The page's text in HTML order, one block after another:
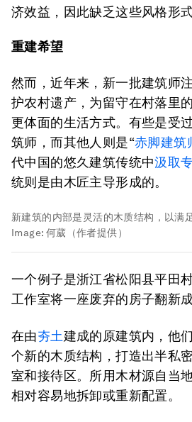
济效益，因此缺乏这些风格形
重建希望
然而，近年来，新一批建筑师
护农村遗产，为留守在村落里
更体面的生活方式。有些是受
筑师，而其他人则是“赤脚建筑
代中国的悠久建筑传统中汲取
统则是由木匠主导形成的。
新建筑的内部是灵活的木质结构，以满
Image: 何葳（作者提供）
一个例子是浙江省松阳县平田
工作室将一座废弃的房子翻新
在由夯土建成的原建筑内，他
个新的木质结构，打造出半私
室和接待区。所用木材源自当
相对容易地拆卸或重新配置。